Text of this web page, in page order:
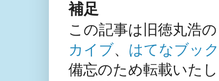
補足
この記事は旧徳丸浩
カイブ、 はてなブッ
備忘のため転載いた